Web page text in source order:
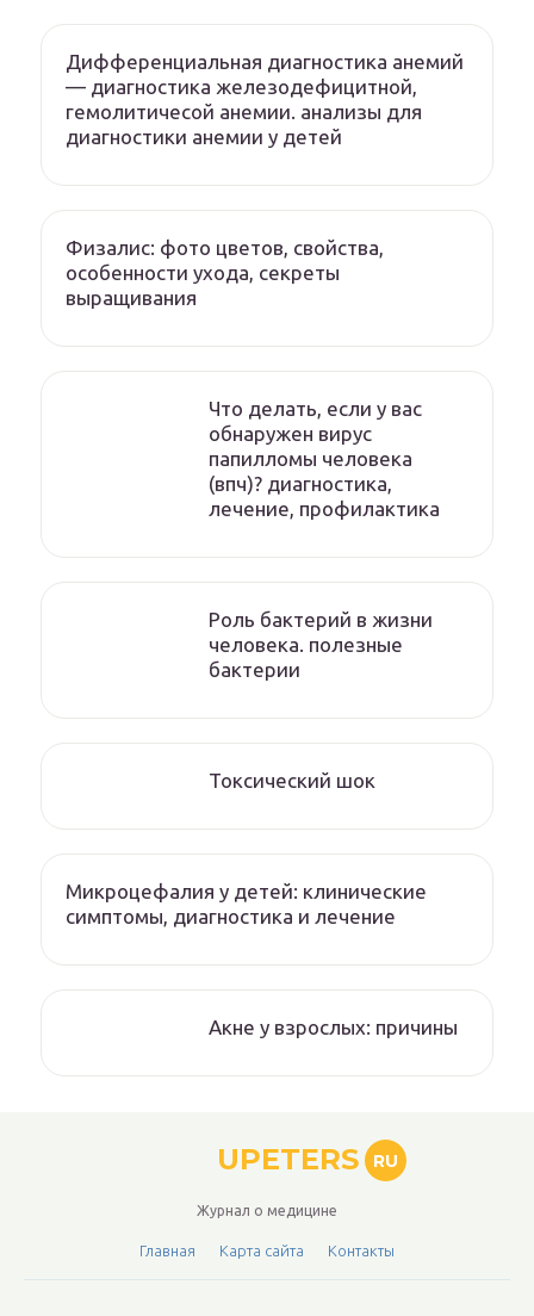
Дифференциальная диагностика анемий
— диагностика железодефицитной,
гемолитичесой анемии. анализы для
диагностики анемии у детей
Физалис: фото цветов, свойства,
особенности ухода, секреты
выращивания
Что делать, если у вас
обнаружен вирус
папилломы человека
(впч)? диагностика,
лечение, профилактика
Роль бактерий в жизни
человека. полезные
бактерии
Токсический шок
Микроцефалия у детей: клинические
симптомы, диагностика и лечение
Акне у взрослых: причины
UPETERS RU
Журнал о медицине
Главная Карта сайта Контакты